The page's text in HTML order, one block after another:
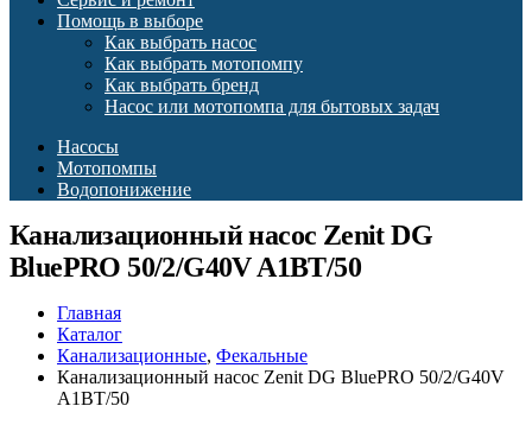
Помощь в выборе
Как выбрать насос
Как выбрать мотопомпу
Как выбрать бренд
Насос или мотопомпа для бытовых задач
Насосы
Мотопомпы
Водопонижение
Канализационный насос Zenit DG
BluePRO 50/2/G40V A1BT/50
Главная
Каталог
Канализационные, Фекальные
Канализационный насос Zenit DG BluePRO 50/2/G40V
A1BT/50